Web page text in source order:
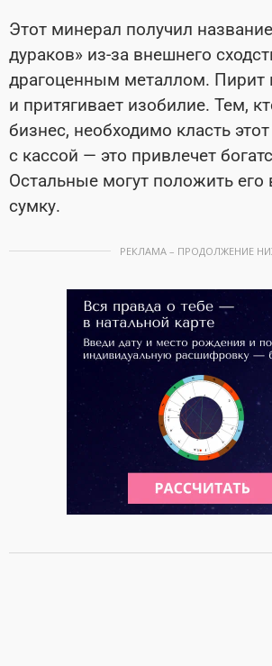
Этот минерал получил
дураков» из-за внешнего
драгоценным металлом. Пирит
и притягивает изобилие. Тем,
бизнес, необходимо класть
с кассой — это привлечет
Остальные могут положить его
сумку.
РЕКЛАМА – ПРОДОЛЖЕНИЕ